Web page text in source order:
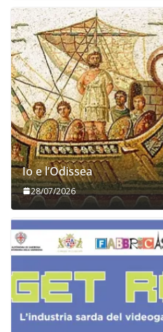
Io e l’Odissea
28/07/2026